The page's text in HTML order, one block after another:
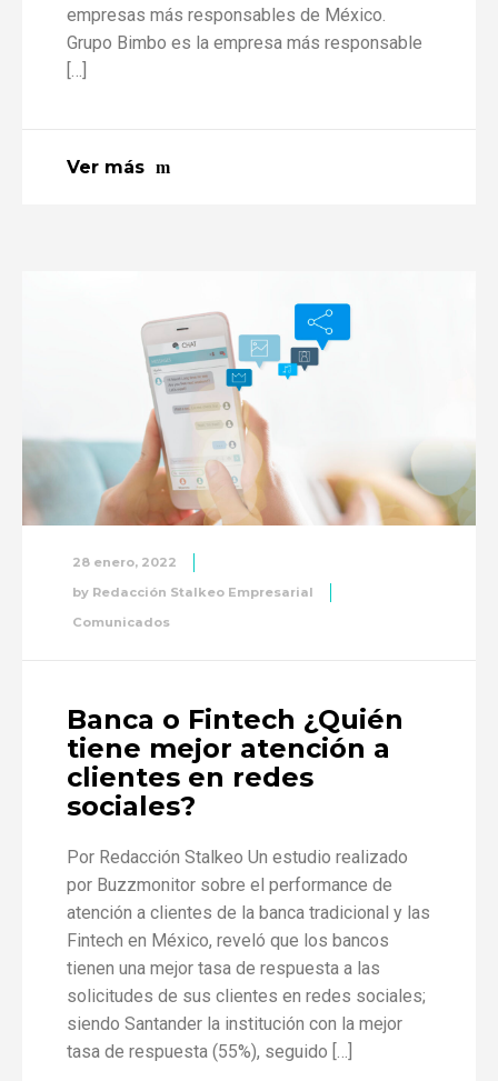
empresas más responsables de México.
Grupo Bimbo es la empresa más responsable
[…]
Ver más
28 enero, 2022
by Redacción Stalkeo Empresarial
Comunicados
Banca o Fintech ¿Quién
tiene mejor atención a
clientes en redes
sociales?
Por Redacción Stalkeo Un estudio realizado
por Buzzmonitor sobre el performance de
atención a clientes de la banca tradicional y las
Fintech en México, reveló que los bancos
tienen una mejor tasa de respuesta a las
solicitudes de sus clientes en redes sociales;
siendo Santander la institución con la mejor
tasa de respuesta (55%), seguido […]